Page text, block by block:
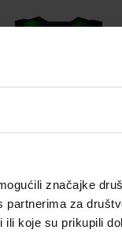
značajke
za
koje su prikupili
19,33 €